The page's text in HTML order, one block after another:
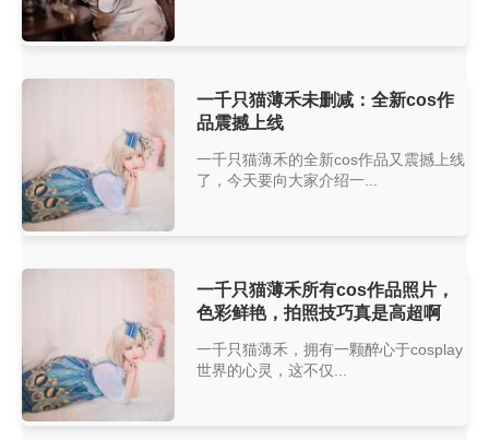
一千只猫薄禾未删减：全新cos作
品震撼上线
一千只猫薄禾的全新cos作品又震撼上线
了，今天要向大家介绍一...
一千只猫薄禾所有cos作品照片，
色彩鲜艳，拍照技巧真是高超啊
一千只猫薄禾，拥有一颗醉心于cosplay
世界的心灵，这不仅...